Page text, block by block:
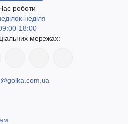
Час роботи
неділя
18:00
мережах: